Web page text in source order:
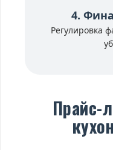
4.
Регулировка
Прайс-